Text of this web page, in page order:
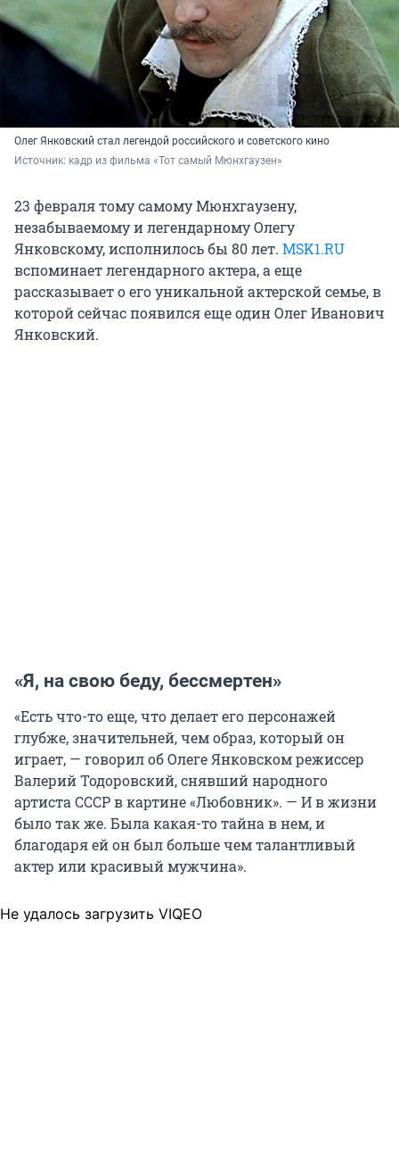
Олег Янковский стал легендой российского и советского кино
Источник: кадр из фильма «Тот самый Мюнхгаузен»
23 февраля тому самому Мюнхгаузену,
незабываемому и легендарному Олегу
Янковскому, исполнилось бы 80 лет. MSK1.RU
вспоминает легендарного актера, а еще
рассказывает о его уникальной актерской семье, в
которой сейчас появился еще один Олег Иванович
Янковский.
«Я, на свою беду, бессмертен»
«Есть что-то еще, что делает его персонажей
глубже, значительней, чем образ, который он
играет, — говорил об Олеге Янковском режиссер
Валерий Тодоровский, снявший народного
артиста СССР в картине «Любовник». — И в жизни
было так же. Была какая-то тайна в нем, и
благодаря ей он был больше чем талантливый
актер или красивый мужчина».
Не удалось загрузить VIQEO